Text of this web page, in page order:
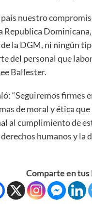
nuestro
Republica
la DGM, ni ningún
del personal que
Ballester.
“Seguiremos firmes
de moral y ética
al cumplimiento de
humanos y la
Comparte en tus